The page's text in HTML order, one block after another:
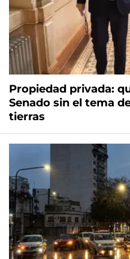
Propiedad privada:
Senado sin el tema
tierras